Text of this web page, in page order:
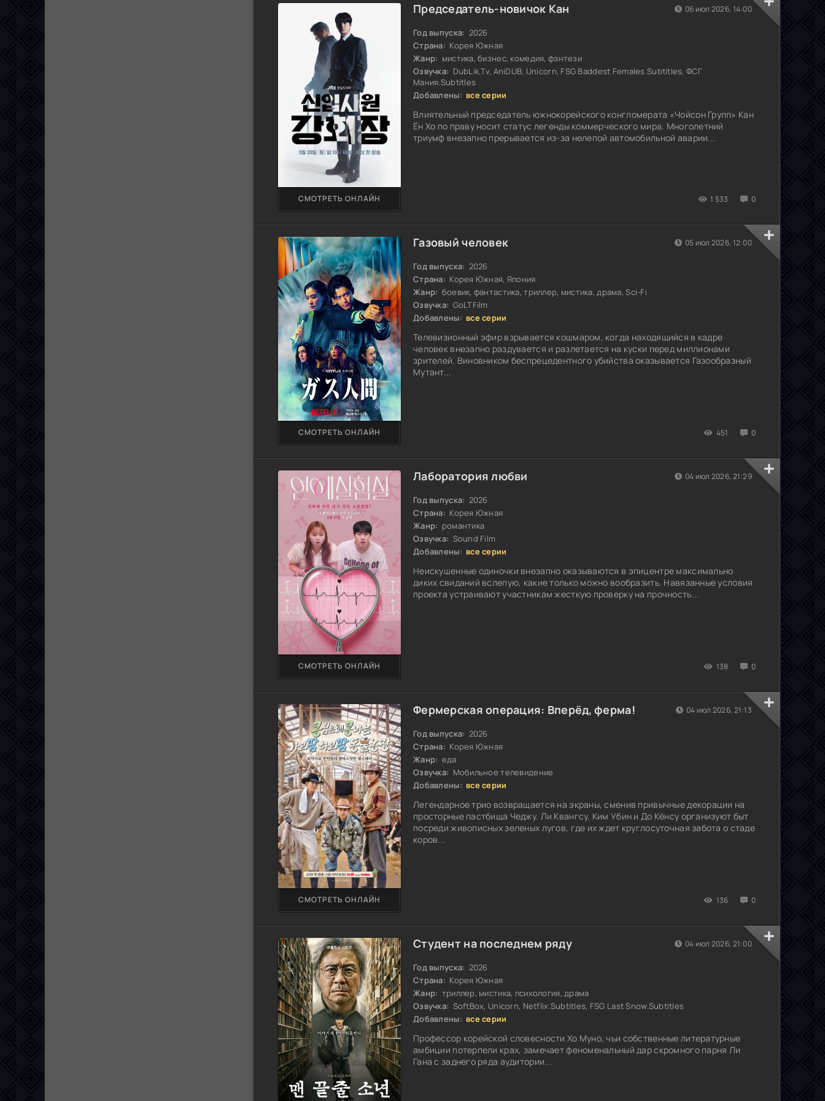
Председатель-новичок Кан
Год выпуска: 2026
Страна: Корея Южная
Жанр: мистика, бизнес, комедия, фэнтези
Озвучка: DubLik.Tv, AniDUB, Unicorn, FSG Baddest Females.Subtitles, ФСГ
Мания.Subtitles
Добавлены: все серии
Влиятельный председатель южнокорейского конгломерата «Чойсон Групп» Кан
Ён Хо по праву носит статус легенды коммерческого мира. Многолетний
триумф внезапно прерывается из-за нелепой автомобильной аварии...
СМОТРЕТЬ ОНЛАЙН 1 533 0
06 июл 2026, 14:00
Газовый человек
Год выпуска: 2026
Страна: Корея Южная, Япония
Жанр: боевик, фантастика, триллер, мистика, драма, Sci-Fi
Озвучка: GoLTFilm
Добавлены: все серии
Телевизионный эфир взрывается кошмаром, когда находящийся в кадре
человек внезапно раздувается и разлетается на куски перед миллионами
зрителей. Виновником беспрецедентного убийства оказывается Газообразный
Мутант...
СМОТРЕТЬ ОНЛАЙН 451 0
05 июл 2026, 12:00
Лаборатория любви
Год выпуска: 2026
Страна: Корея Южная
Жанр: романтика
Озвучка: Sound Film
Добавлены: все серии
Неискушенные одиночки внезапно оказываются в эпицентре максимально
диких свиданий вслепую, какие только можно вообразить. Навязанные условия
проекта устраивают участникам жесткую проверку на прочность...
СМОТРЕТЬ ОНЛАЙН 138 0
04 июл 2026, 21:29
Фермерская операция: Вперёд, ферма!
Год выпуска: 2026
Страна: Корея Южная
Жанр: еда
Озвучка: Мобильное телевидение
Добавлены: все серии
Легендарное трио возвращается на экраны, сменив привычные декорации на
просторные пастбища Чеджу. Ли Квангсу, Ким Убин и До Кёнсу организуют быт
посреди живописных зеленых лугов, где их ждет круглосуточная забота о стаде
коров...
СМОТРЕТЬ ОНЛАЙН 136 0
04 июл 2026, 21:13
Студент на последнем ряду
Год выпуска: 2026
Страна: Корея Южная
Жанр: триллер, мистика, психология, драма
Озвучка: SoftBox, Unicorn, Netflix.Subtitles, FSG Last Snow.Subtitles
Добавлены: все серии
Профессор корейской словесности Хо Муно, чьи собственные литературные
амбиции потерпели крах, замечает феноменальный дар скромного парня Ли
Гана с заднего ряда аудитории...
04 июл 2026, 21:00